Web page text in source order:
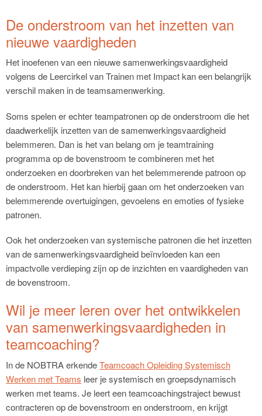
De onderstroom van het inzetten van
nieuwe vaardigheden
Het inoefenen van een nieuwe samenwerkingsvaardigheid
volgens de Leercirkel van Trainen met Impact kan een belangrijk
verschil maken in de teamsamenwerking.
Soms spelen er echter teampatronen op de onderstroom die het
daadwerkelijk inzetten van de samenwerkingsvaardigheid
belemmeren. Dan is het van belang om je teamtraining
programma op de bovenstroom te combineren met het
onderzoeken en doorbreken van het belemmerende patroon op
de onderstroom. Het kan hierbij gaan om het onderzoeken van
belemmerende overtuigingen, gevoelens en emoties of fysieke
patronen.
Ook het onderzoeken van systemische patronen die het inzetten
van de samenwerkingsvaardigheid beïnvloeden kan een
impactvolle verdieping zijn op de inzichten en vaardigheden van
de bovenstroom.
Wil je meer leren over het ontwikkelen
van samenwerkingsvaardigheden in
teamcoaching?
In de NOBTRA erkendeTeamcoach Opleiding Systemisch
Werken met Teams leer je systemisch en groepsdynamisch
werken met teams. Je leert een teamcoachingstraject bewust
contracteren op de bovenstroom en onderstroom, en krijgt